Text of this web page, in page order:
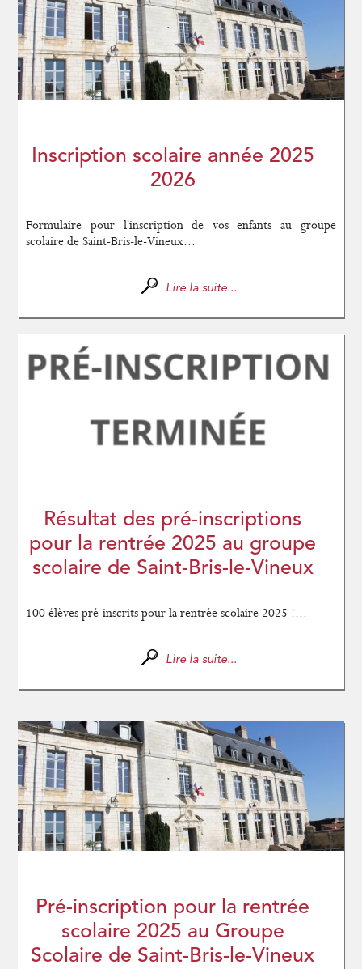
Inscription scolaire année 2025
2026
Formulaire pour l'inscription de vos enfants au groupe
scolaire de Saint-Bris-le-Vineux...
Lire la suite...
Résultat des pré-inscriptions
pour la rentrée 2025 au groupe
scolaire de Saint-Bris-le-Vineux
100 élèves pré-inscrits pour la rentrée scolaire 2025 !...
Lire la suite...
Pré-inscription pour la rentrée
scolaire 2025 au Groupe
Scolaire de Saint-Bris-le-Vineux